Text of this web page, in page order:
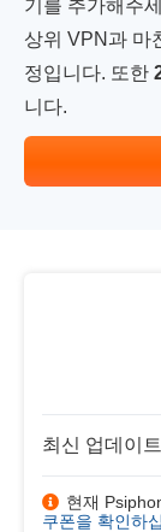
기를 추가해주
상위 VPN과 마
정입니다. 또한
니다.
최신 업데이트
현재
쿠폰을 확인하